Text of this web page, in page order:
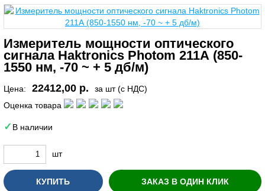
Измеритель мощности оптического
сигнала Haktronics Photom 211А (850-
1550 нм, -70 ~ + 5 дб/м)
Цена: 22412,00 р.
за шт (с НДС)
Оценка товара
В наличии
шт
КУПИТЬ ЗАКАЗ В ОДИН КЛИК